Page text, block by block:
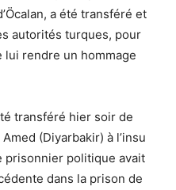
a été transféré et
autorités turques, pour
rendre un hommage
transféré hier soir de
(Diyarbakir) à l’insu
prisonnier politique avait
dans la prison de